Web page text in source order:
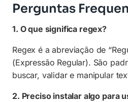
Perguntas
1. O que significa regex?
Regex é a abreviação de
(Expressão Regular). São
buscar, validar e manipular
2. Preciso instalar algo para